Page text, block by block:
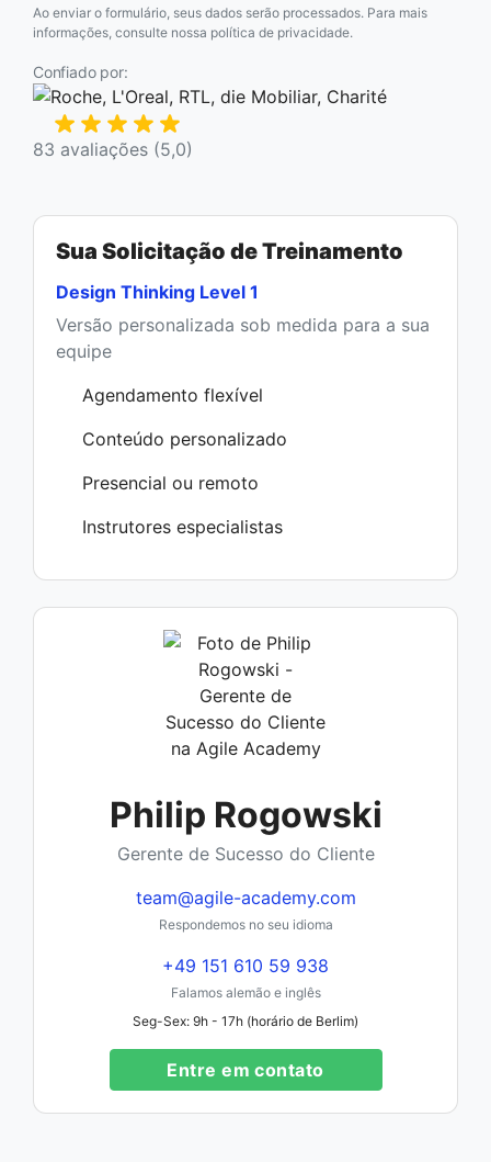
Ao enviar o formulário, seus dados serão processados. Para mais
informações, consulte nossa política de privacidade.
Confiado por:
83 avaliações (5,0)
Sua Solicitação de Treinamento
Design Thinking Level 1
Versão personalizada sob medida para a sua
equipe
Agendamento flexível
Conteúdo personalizado
Presencial ou remoto
Instrutores especialistas
Philip Rogowski
Gerente de Sucesso do Cliente
team@agile-academy.com
Respondemos no seu idioma
+49 151 610 59 938
Falamos alemão e inglês
Seg-Sex: 9h - 17h (horário de Berlim)
Entre em contato